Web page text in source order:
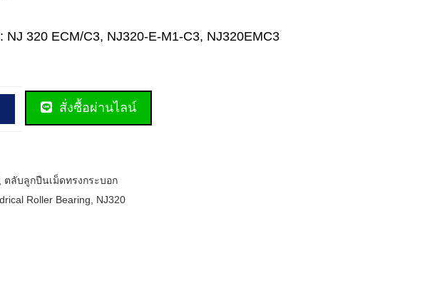
320 ECM/C3, NJ320-E-M1-C3, NJ320EMC3
สั่งซื้อผ่านไลน์
ตลับลูกปืนเม็ดทรงกระบอก
Roller Bearing NJ320